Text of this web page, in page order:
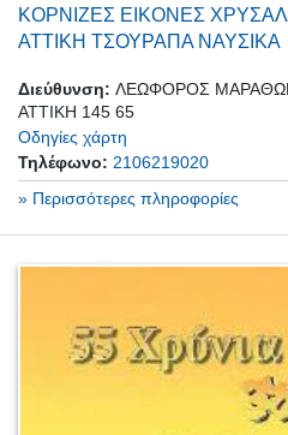
ΚΟΡΝΙΖΕΣ ΕΙΚΟΝΕΣ
ΑΤΤΙΚΗ ΤΣΟΥΡΑΠΑ ΝΑΥΣΙΚΑ
Διεύθυνση: ΛΕΩΦΟΡΟΣ
ΑΤΤΙΚΗ 145 65
Οδηγίες χάρτη
Τηλέφωνο: 2106219020
» Περισσότερες πληροφορίες